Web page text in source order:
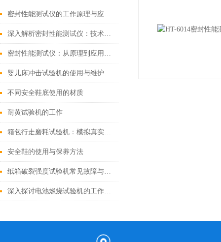
密封性能测试仪的工作原理与应用范围深度剖析
深入解析密封性能测试仪：技术原理与应用实践
密封性能测试仪：从原理到应用的全面解析
婴儿床冲击试验机的使用与维护注意事项
不同安全鞋底使用的材质
耐黄试验机的工作
箱包行走磨耗试验机：模拟真实使用，保障产品质量
安全鞋的使用与保养方法
纸箱破裂强度试验机常见故障与解决方法
深入探讨电池燃烧试验机的工作原理与应用